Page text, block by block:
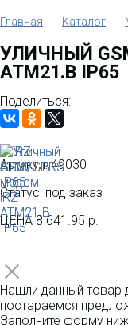
Главная - Каталог -
УЛИЧНЫЙ
ATM21.B IP65
Поделиться:
Артикул:49030
Статус: под заказ
ЦЕНА8 641.95 р.
Нашли данный
постараемся
Заполните форму